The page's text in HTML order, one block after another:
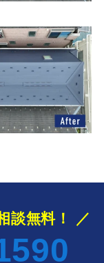
談無料！ ／